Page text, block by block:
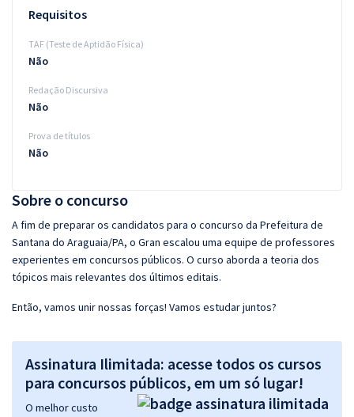
Sobre o concurso
A fim de preparar os candidatos para o concurso da Prefeitura de
Santana do Araguaia/PA, o Gran escalou uma equipe de professores
experientes em concursos públicos. O curso aborda a teoria dos
tópicos mais relevantes dos últimos editais.
Então, vamos unir nossas forças! Vamos estudar juntos?
Assinatura Ilimitada: acesse todos os cursos
para concursos públicos, em um só lugar!
O melhor custo
Requisitos
TAF (Teste de Aptidão Física)
Não
Redação Discursiva
Não
Prova de títulos
Não